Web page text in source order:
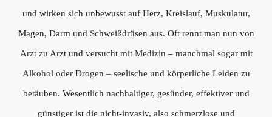
und wirken sich unbewusst auf Herz, Kreislauf, Muskulatur,
Magen, Darm und Schweißdrüsen aus. Oft rennt man nun von
Arzt zu Arzt und versucht mit Medizin – manchmal sogar mit
Alkohol oder Drogen – seelische und körperliche Leiden zu
betäuben. Wesentlich nachhaltiger, gesünder, effektiver und
günstiger ist die nicht-invasiv, also schmerzlose und